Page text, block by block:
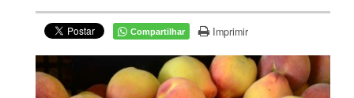
Compartilhar Imprimir